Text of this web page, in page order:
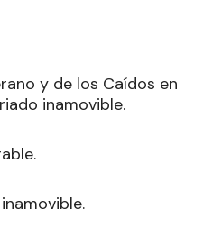
y de los Caídos en
inamovible.